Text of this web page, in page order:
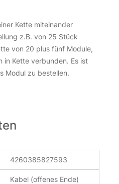
Kette miteinander
z.B. von 25 Stück
von 20 plus fünf Module,
in Kette verbunden. Es ist
Modul zu bestellen.
4260385827593
Kabel (offenes Ende)